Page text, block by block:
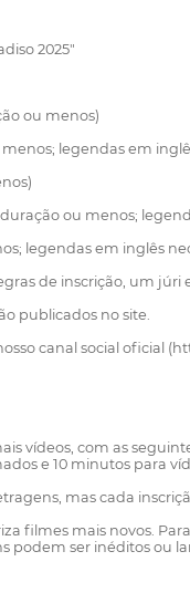
2025"
ou menos)
legendas em
ou menos;
legendas em inglês
de inscrição, um júri
publicados no site.
canal social oficial
vídeos, com as
e 10 minutos para
mas cada
filmes mais novos.
podem ser inéditos ou